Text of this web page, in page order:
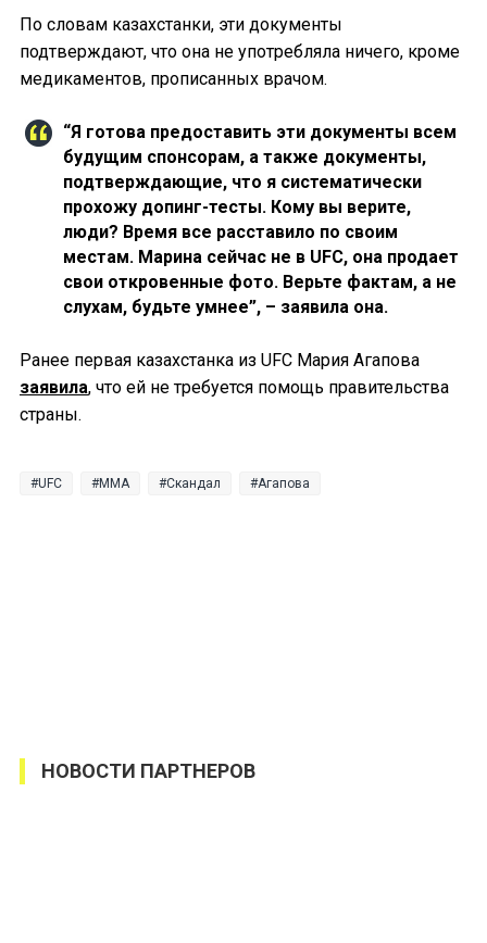
По словам казахстанки, эти документы
подтверждают, что она не употребляла ничего, кроме
медикаментов, прописанных врачом.
“Я готова предоставить эти документы всем
будущим спонсорам, а также документы,
подтверждающие, что я систематически
прохожу допинг-тесты. Кому вы верите,
люди? Время все расставило по своим
местам. Марина сейчас не в UFC, она продает
свои откровенные фото. Верьте фактам, а не
слухам, будьте умнее”, – заявила она.
Ранее первая казахстанка из UFC Мария Агапова
заявила, что ей не требуется помощь правительства
страны.
UFC MMA Скандал Агапова
НОВОСТИ ПАРТНЕРОВ